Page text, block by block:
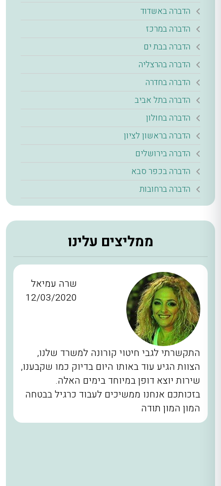
הדברה באשדוד
הדברה במרכז
הדברה בבת ים
הדברה בהרצליה
הדברה בחדרה
הדברה בתל אביב
הדברה בחולון
הדברה בראשון לציון
הדברה בירושלים
הדברה בכפר סבא
הדברה ברחובות
ממליצים עלינו
שרה עמיאל
12/03/2020
התקשרתי לגבי חיטוי קורונה למשרד שלנו,
הצוות הגיע עוד באותו היום בדיוק כמו שקבענו,
שירות יוצא דופן במיוחד בימים האלה.
בזכותכם אנחנו ממשיכים לעבוד כרגיל בבטחה
המון המון תודה